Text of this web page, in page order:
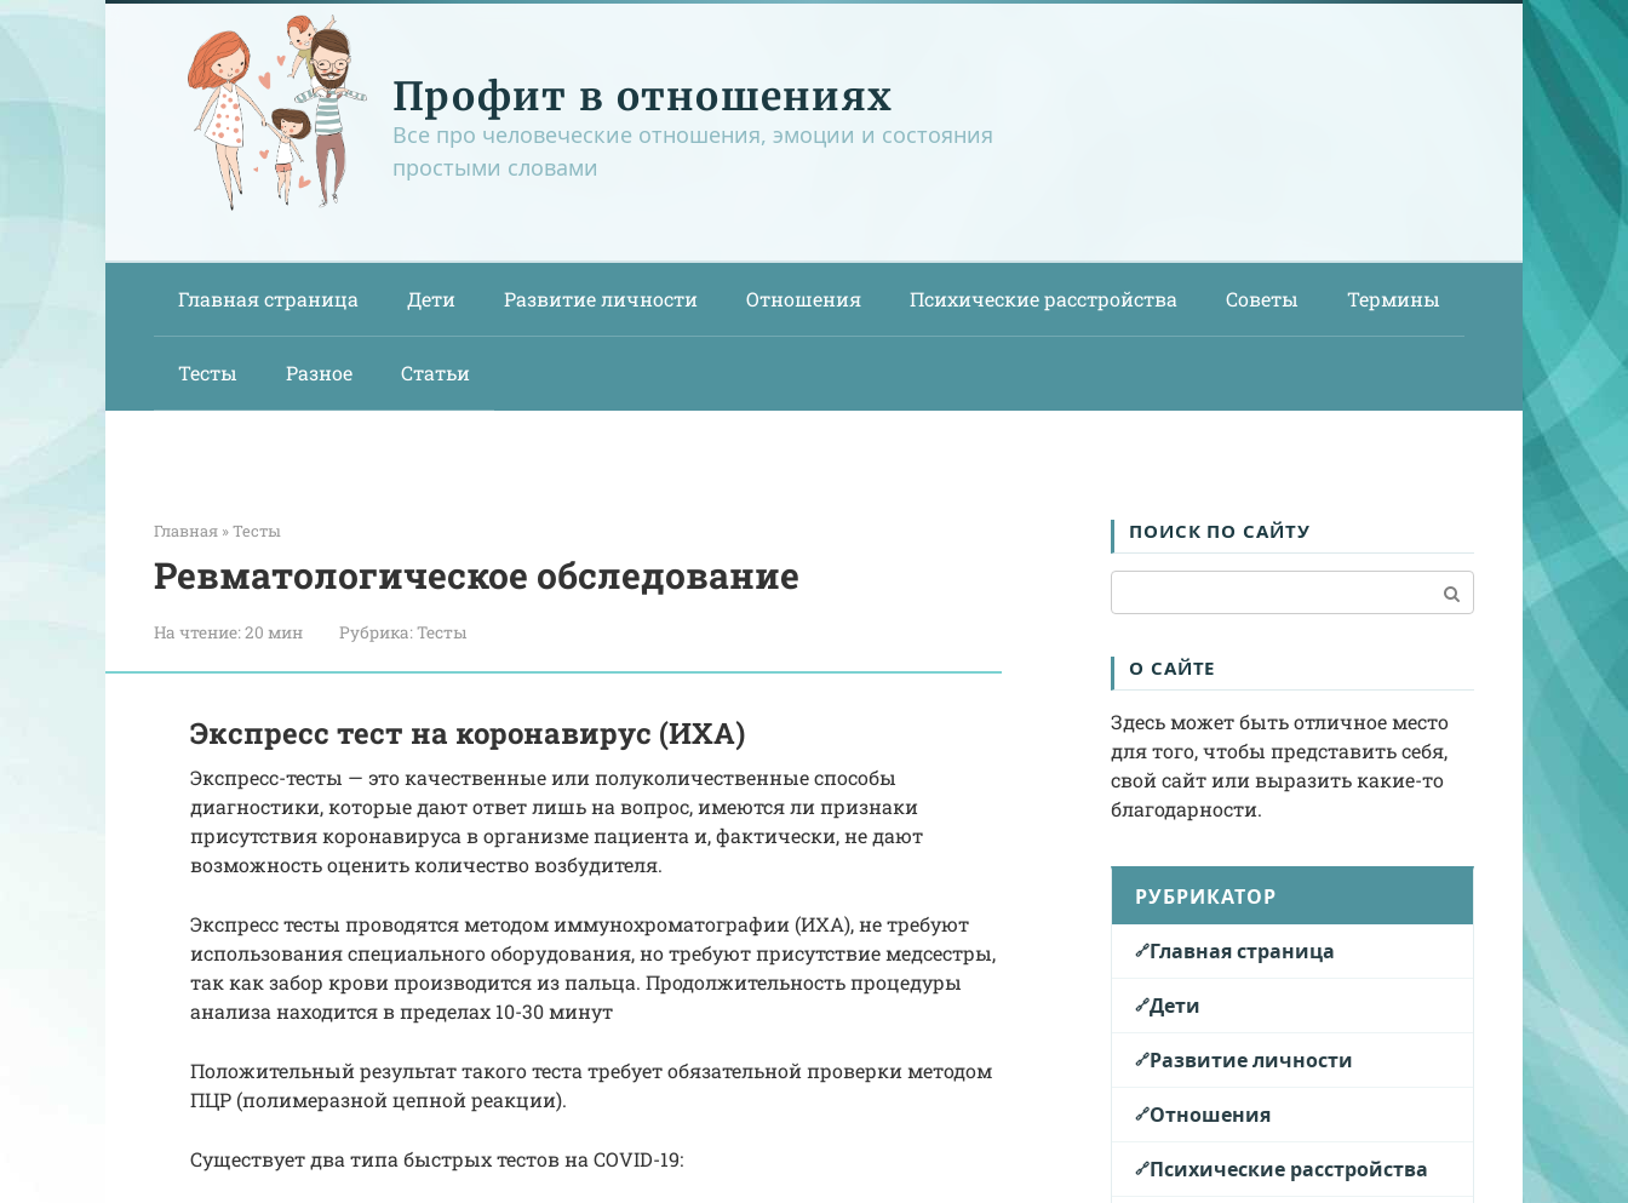
Перейти
Профит в отношениях
Все про человеческие отношения, эмоции и состояния
простыми словами
Главная страница Дети Развитие личности Отношения Психические расстройства Советы Термины
Тесты Разное Статьи
Главная »Тесты
Ревматологическое обследование
На чтение:20 мин Рубрика:Тесты
Экспресс тест на коронавирус (ИХА)
Экспресс-тесты — это качественные или полуколичественные способы
диагностики, которые дают ответ лишь на вопрос, имеются ли признаки
присутствия коронавируса в организме пациента и, фактически, не дают
возможность оценить количество возбудителя.
Экспресс тесты проводятся методом иммунохроматографии (ИХА), не требуют
использования специального оборудования, но требуют присутствие медсестры,
так как забор крови производится из пальца. Продолжительность процедуры
анализа находится в пределах 10-30 минут
Положительный результат такого теста требует обязательной проверки методом
ПЦР (полимеразной цепной реакции).
Существует два типа быстрых тестов на COVID-19:
ПОИСК ПО САЙТУ
О САЙТЕ
Здесь может быть отличное место
для того, чтобы представить себя,
свой сайт или выразить какие-то
благодарности.
РУБРИКАТОР
Главная страница
Дети
Развитие личности
Отношения
Психические расстройства